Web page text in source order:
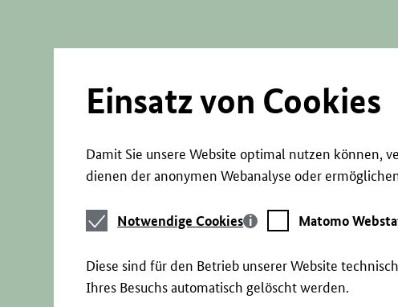
Einsatz von Cookies
Damit Sie unsere Website optimal nutzen können,
dienen der anonymen Webanalyse oder
Notwendige
Cookies
Notwendige Cookies
Matomo
Webstatistik
Matomo
Diese sind für den Betrieb unserer Website
Ihres Besuchs automatisch gelöscht werden.